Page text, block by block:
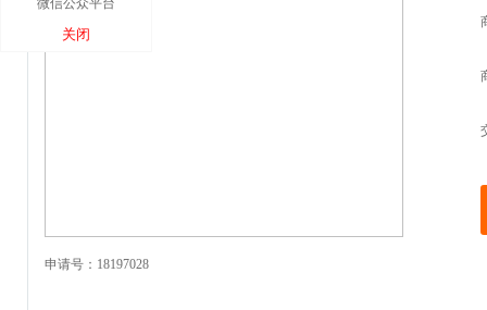
申请号：18197028
微信公众平台
关闭